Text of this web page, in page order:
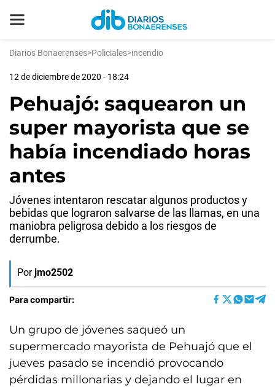
Diarios Bonaerenses>Policiales>incendio
12 de diciembre de 2020 - 18:24
Pehuajó: saquearon un
super mayorista que se
había incendiado horas
antes
Jóvenes intentaron rescatar algunos productos y
bebidas que lograron salvarse de las llamas, en una
maniobra peligrosa debido a los riesgos de
derrumbe.
Por jmo2502
Para compartir:
Un grupo de jóvenes saqueó un
supermercado mayorista de Pehuajó que el
jueves pasado se incendió provocando
pérdidas millonarias y dejando el lugar en